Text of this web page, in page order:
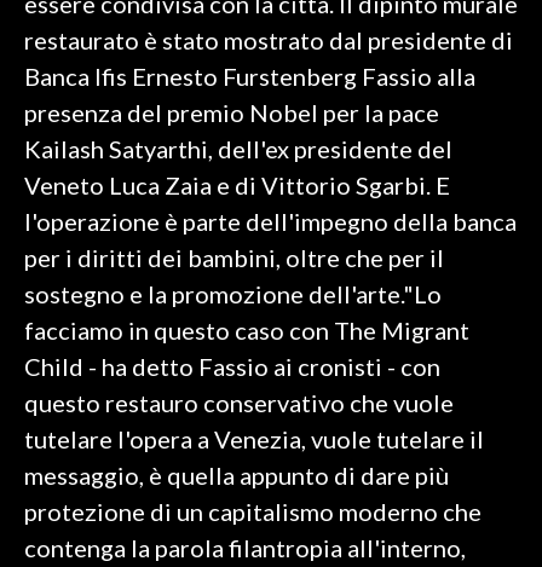
ALTRI SPORT
CULTURA
SPETTACOLI
GOSSIP
SALUTE
SARDEGNA TURISMO
SARDI NEL MONDO
NOTIZIE
EVENTI
3 MINUTI CON
restaurato è stato mostrato dal presidente di
Banca Ifis Ernesto Furstenberg Fassio alla
presenza del premio Nobel per la pace
Kailash Satyarthi, dell'ex presidente del
Veneto Luca Zaia e di Vittorio Sgarbi. E
l'operazione è parte dell'impegno della banca
per i diritti dei bambini, oltre che per il
sostegno e la promozione dell'arte."Lo
facciamo in questo caso con The Migrant
Child - ha detto Fassio ai cronisti - con
questo restauro conservativo che vuole
tutelare l'opera a Venezia, vuole tutelare il
messaggio, è quella appunto di dare più
protezione di un capitalismo moderno che
contenga la parola filantropia all'interno,